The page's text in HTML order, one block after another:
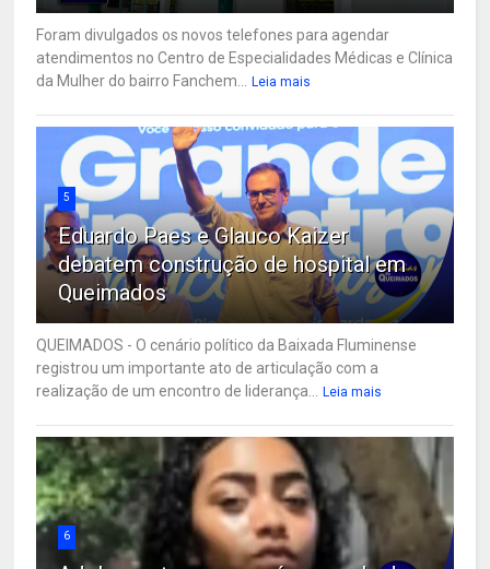
Foram divulgados os novos telefones para agendar
atendimentos no Centro de Especialidades Médicas e Clínica
da Mulher do bairro Fanchem...
Leia mais
5
Eduardo Paes e Glauco Kaizer
debatem construção de hospital em
Queimados
QUEIMADOS - O cenário político da Baixada Fluminense
registrou um importante ato de articulação com a
realização de um encontro de liderança...
Leia mais
6